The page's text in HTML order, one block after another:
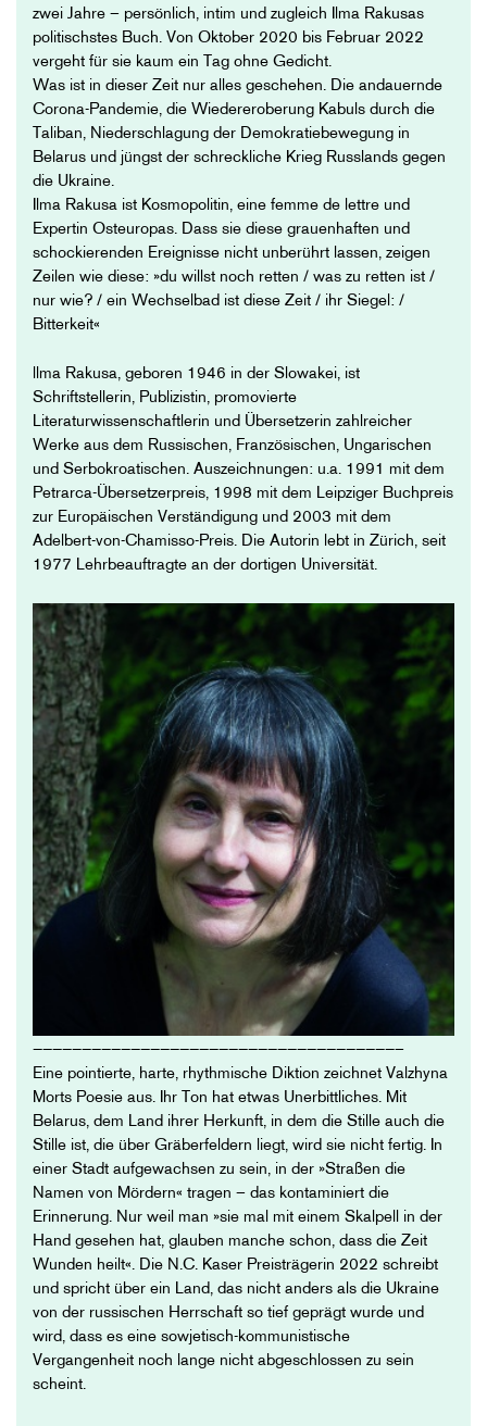
zwei Jahre – persönlich, intim und zugleich Ilma Rakusas
politischstes Buch. Von Oktober 2020 bis Februar 2022
vergeht für sie kaum ein Tag ohne Gedicht.
Was ist in dieser Zeit nur alles geschehen. Die andauernde
Corona-Pandemie, die Wiedereroberung Kabuls durch die
Taliban, Niederschlagung der Demokratiebewegung in
Belarus und jüngst der schreckliche Krieg Russlands gegen
die Ukraine.
Ilma Rakusa ist Kosmopolitin, eine femme de lettre und
Expertin Osteuropas. Dass sie diese grauenhaften und
schockierenden Ereignisse nicht unberührt lassen, zeigen
Zeilen wie diese: »du willst noch retten / was zu retten ist /
nur wie? / ein Wechselbad ist diese Zeit / ihr Siegel: /
Bitterkeit«
llma Rakusa, geboren 1946 in der Slowakei, ist
Schriftstellerin, Publizistin, promovierte
Literaturwissenschaftlerin und Übersetzerin zahlreicher
Werke aus dem Russischen, Französischen, Ungarischen
und Serbokroatischen. Auszeichnungen: u.a. 1991 mit dem
Petrarca-Übersetzerpreis, 1998 mit dem Leipziger Buchpreis
zur Europäischen Verständigung und 2003 mit dem
Adelbert-von-Chamisso-Preis. Die Autorin lebt in Zürich, seit
1977 Lehrbeauftragte an der dortigen Universität.
—————————————————————————————————————–
Eine pointierte, harte, rhythmische Diktion zeichnet Valzhyna
Morts Poesie aus. Ihr Ton hat etwas Unerbittliches. Mit
Belarus, dem Land ihrer Herkunft, in dem die Stille auch die
Stille ist, die über Gräberfeldern liegt, wird sie nicht fertig. In
einer Stadt aufgewachsen zu sein, in der »Straßen die
Namen von Mördern« tragen – das kontaminiert die
Erinnerung. Nur weil man »sie mal mit einem Skalpell in der
Hand gesehen hat, glauben manche schon, dass die Zeit
Wunden heilt«. Die N.C. Kaser Preisträgerin 2022 schreibt
und spricht über ein Land, das nicht anders als die Ukraine
von der russischen Herrschaft so tief geprägt wurde und
wird, dass es eine sowjetisch-kommunistische
Vergangenheit noch lange nicht abgeschlossen zu sein
scheint.